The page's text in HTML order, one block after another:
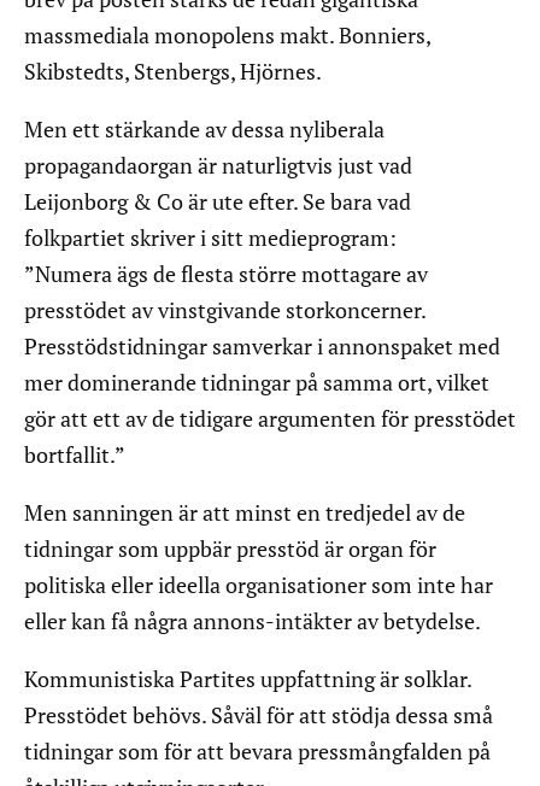
massmediala monopolens makt. Bonniers,
Skibstedts, Stenbergs, Hjörnes.
Men ett stärkande av dessa nyliberala
propagandaorgan är naturligtvis just vad
Leijonborg & Co är ute efter. Se bara vad
folkpartiet skriver i sitt medieprogram:
”Numera ägs de flesta större mottagare av
presstödet av vinstgivande storkoncerner.
Presstödstidningar samverkar i annonspaket med
mer dominerande tidningar på samma ort, vilket
gör att ett av de tidigare argumenten för presstödet
bortfallit.”
Men sanningen är att minst en tredjedel av de
tidningar som uppbär presstöd är organ för
politiska eller ideella organisationer som inte har
eller kan få några annons-intäkter av betydelse.
Kommunistiska Partites uppfattning är solklar.
Presstödet behövs. Såväl för att stödja dessa små
tidningar som för att bevara pressmångfalden på